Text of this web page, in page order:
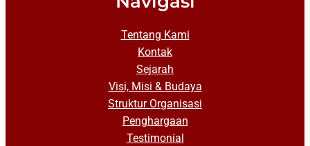
Tentang Kami
Kontak
Sejarah
Visi, Misi & Budaya
Struktur Organisasi
Penghargaan
Testimonial